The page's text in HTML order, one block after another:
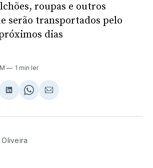
roupas e outros
serão transportados pelo
dias
1 min ler
Compartilhar
LinkedIn
Share
WhatsApp
Compartilhar
Email